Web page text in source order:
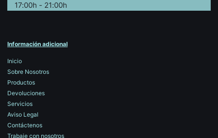
17:00h - 21:00h
Información adicional
Inicio
Sobre Nosotros
Productos
Devoluciones
Servicios
Aviso Legal
Contáctenos
Trabaje con nosotros